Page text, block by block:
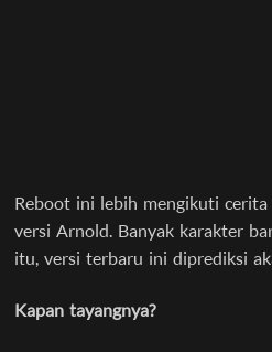
Reboot ini lebih mengikuti
versi Arnold. Banyak karakter
itu, versi terbaru ini diprediksi
Kapan tayangnya?